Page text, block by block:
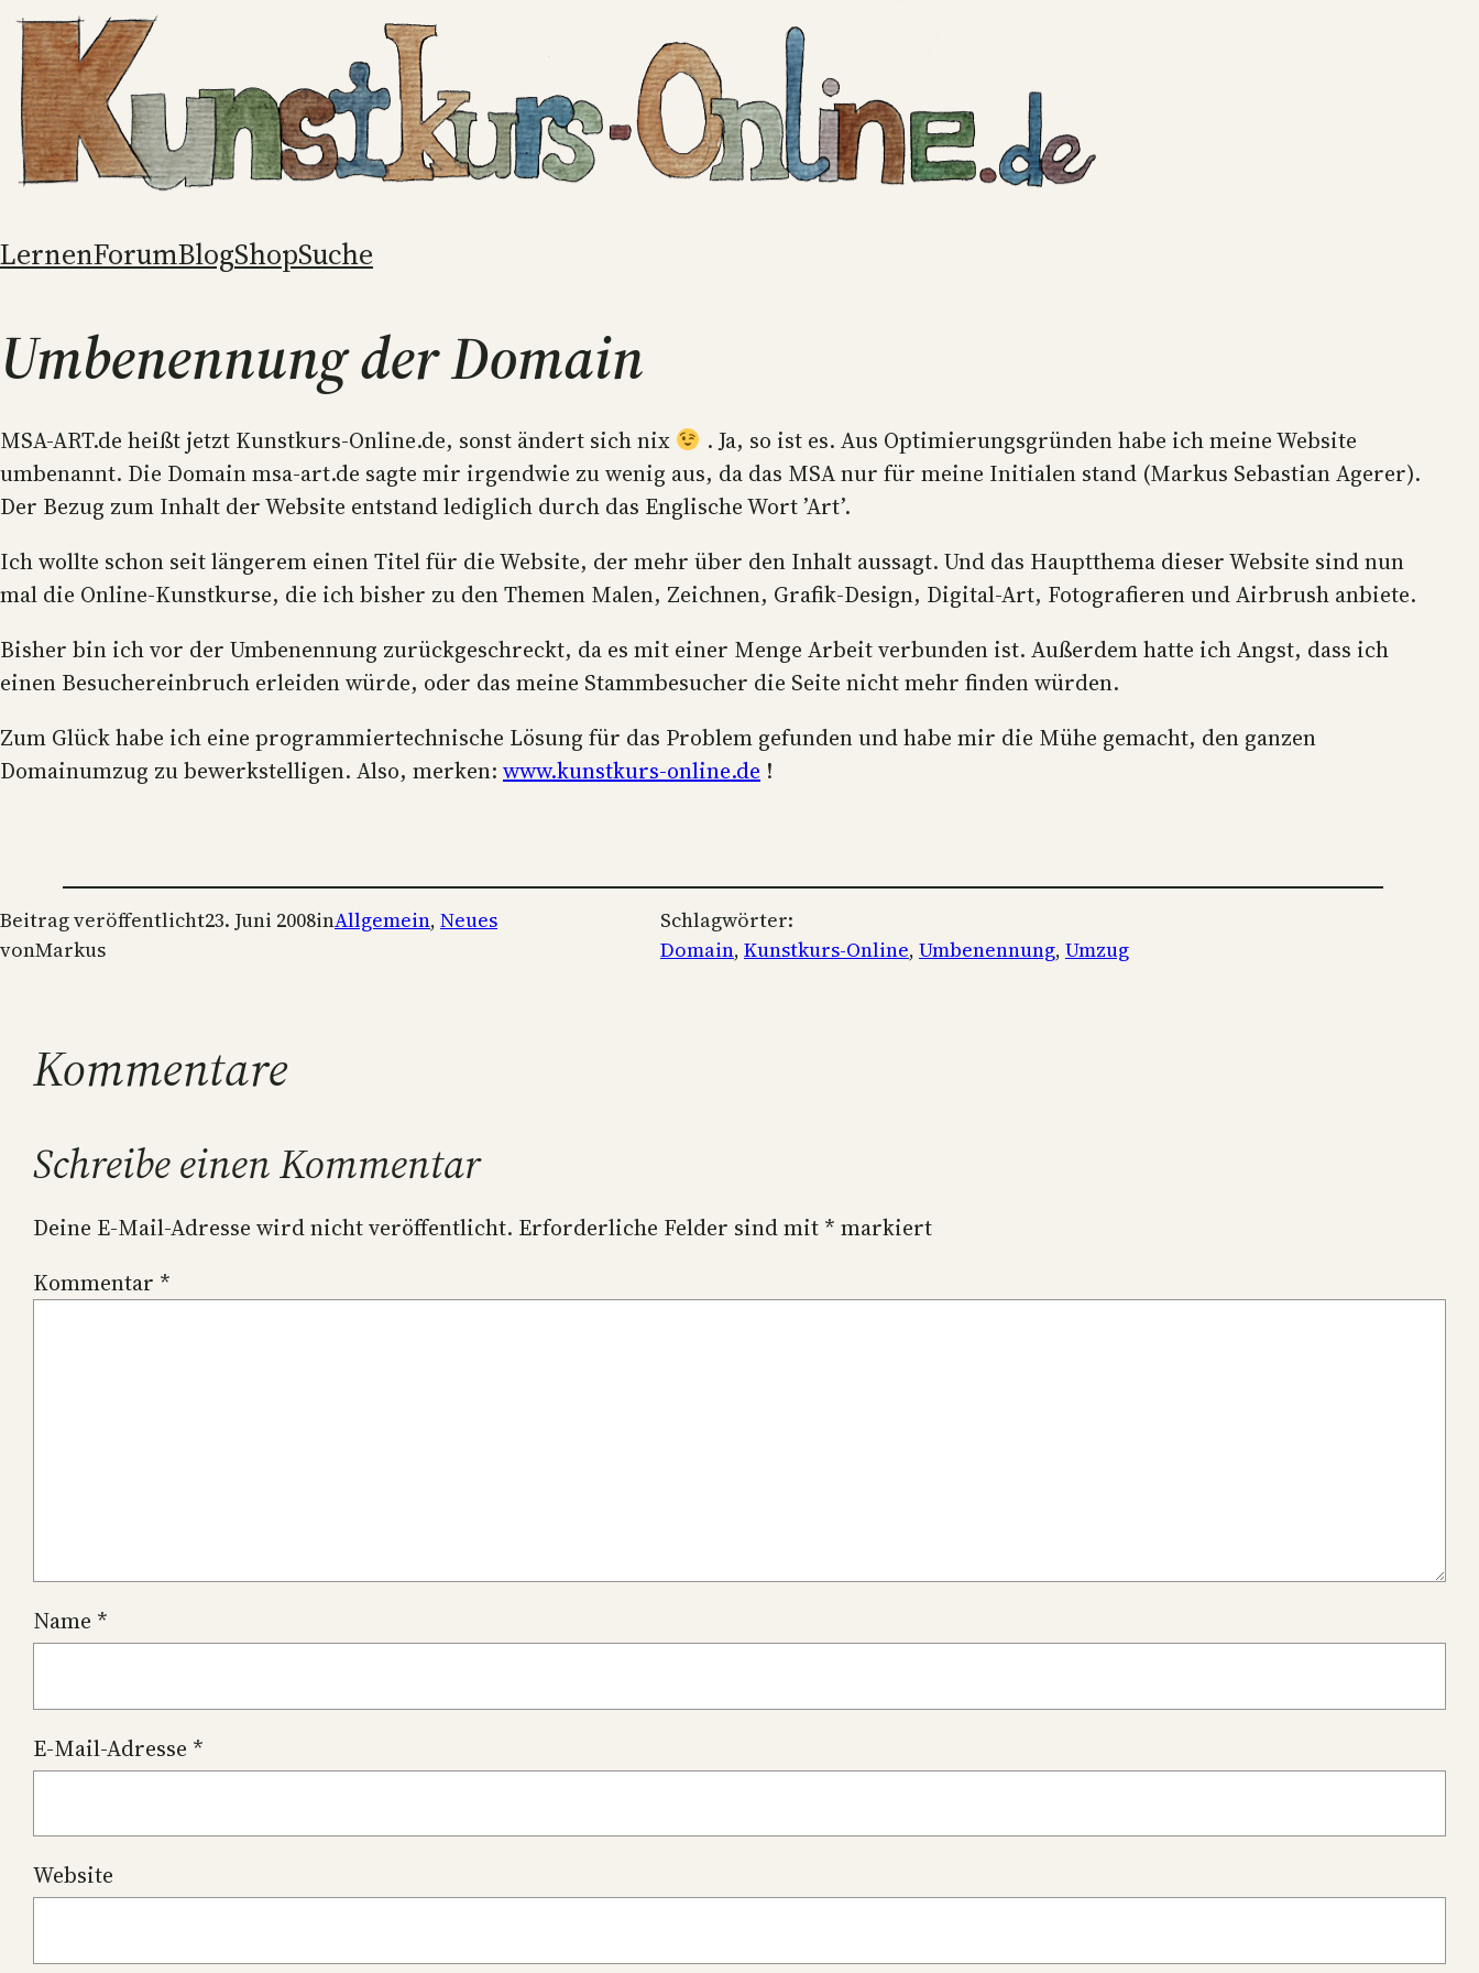
Zum
Inhalt
springen
LernenForumBlogShopSuche
Umbenennung der Domain
MSA-ART.de heißt jetzt Kunstkurs-Online.de, sonst ändert sich nix
. Ja, so ist es. Aus Optimierungsgründen habe ich meine Website
umbenannt. Die Domain msa-art.de sagte mir irgendwie zu wenig aus, da das MSA nur für meine Initialen stand (Markus Sebastian Agerer).
Der Bezug zum Inhalt der Website entstand lediglich durch das Englische Wort ’Art’.
Ich wollte schon seit längerem einen Titel für die Website, der mehr über den Inhalt aussagt. Und das Hauptthema dieser Website sind nun
mal die Online-Kunstkurse, die ich bisher zu den Themen Malen, Zeichnen, Grafik-Design, Digital-Art, Fotografieren und Airbrush anbiete.
Bisher bin ich vor der Umbenennung zurückgeschreckt, da es mit einer Menge Arbeit verbunden ist. Außerdem hatte ich Angst, dass ich
einen Besuchereinbruch erleiden würde, oder das meine Stammbesucher die Seite nicht mehr finden würden.
Zum Glück habe ich eine programmiertechnische Lösung für das Problem gefunden und habe mir die Mühe gemacht, den ganzen
Domainumzug zu bewerkstelligen. Also, merken: www.kunstkurs-online.de !
Beitrag veröffentlicht23. Juni 2008inAllgemein, Neues
vonMarkus
Schlagwörter:
Domain, Kunstkurs-Online, Umbenennung, Umzug
Kommentare
Schreibe einen Kommentar
Deine E-Mail-Adresse wird nicht veröffentlicht. Erforderliche Felder sind mit * markiert
Kommentar *
Name *
E-Mail-Adresse *
Website